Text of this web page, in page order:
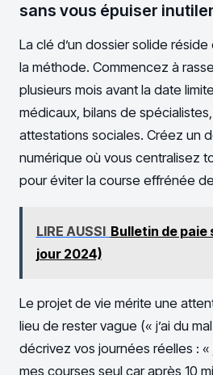
sans vous épuiser
La clé d’un dossier solide réside
la méthode. Commencez à
plusieurs mois avant la date
médicaux, bilans de
attestations sociales. Créez un
numérique où vous centralisez
pour éviter la course effrénée
LIRE AUSSI Bulletin de paie
jour 2024)
Le projet de vie mérite une
lieu de rester vague (« j’ai du
décrivez vos journées réelles :
mes courses seul car après 10